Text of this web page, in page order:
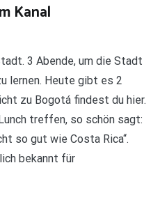
Kanal
3 Abende, um die Stadt
lernen. Heute gibt es 2
zu Bogotá findest du hier.
treffen, so schön sagt:
so gut wie Costa Rica“.
bekannt für